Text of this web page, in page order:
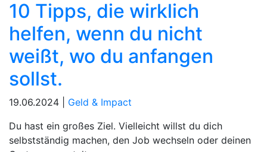
10 Tipps, die wirklich
helfen, wenn du nicht
weißt, wo du anfangen
sollst.
19.06.2024 | Geld & Impact
Du hast ein großes Ziel. Vielleicht willst du dich
selbstständig machen, den Job wechseln oder deinen